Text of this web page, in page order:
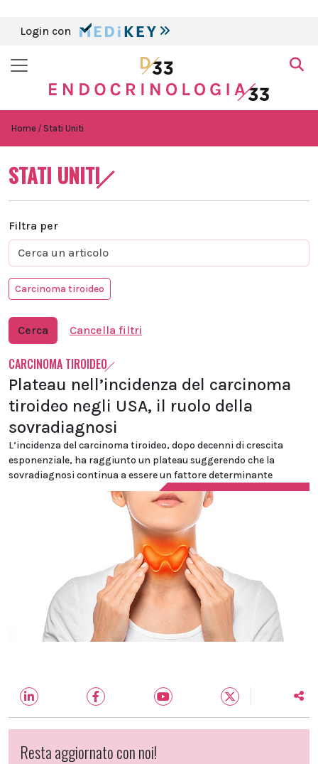
Login con
Home Stati Uniti
STATI UNITI
Filtra per
Carcinoma tiroideo
Cerca Cancella filtri
CARCINOMA TIROIDEO
Plateau nell’incidenza del carcinoma
tiroideo negli USA, il ruolo della
sovradiagnosi
L’incidenza del carcinoma tiroideo, dopo decenni di crescita
esponenziale, ha raggiunto un plateau suggerendo che la
sovradiagnosi continua a essere un fattore determinante
Resta aggiornato con noi!